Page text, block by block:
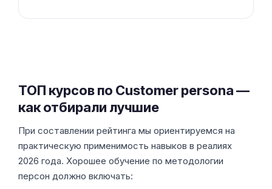
ТОП курсов по Customer persona —
как отбирали лучшие
При составлении рейтинга мы ориентируемся на
практическую применимость навыков в реалиях
2026 года. Хорошее обучение по методологии
персон должно включать: